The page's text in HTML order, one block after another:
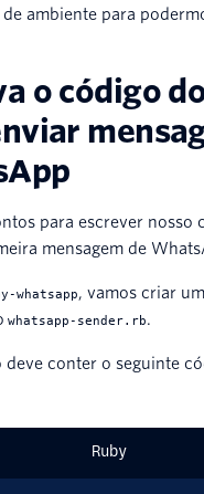
ambiente para
o código
para escrever nosso
mensagem de
whatsapp, vamos criar
whatsapp-sender.rb.
deve conter o seguinte
Ruby